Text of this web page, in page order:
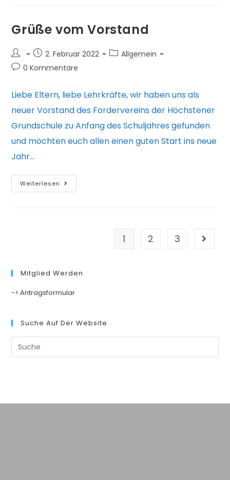
Grüße vom Vorstand
Beitrags-
Autor:
Beitrag
veröffentlicht:
2. Februar 2022
Beitrags-
Allgemein
Beitrags-
0 Kommentare
Liebe Eltern, liebe Lehrkräfte, wir haben uns als
neuer Vorstand des Fordervereins der Höchstener
Grundschule zu Anfang des Schuljahres gefunden
und möchten euch allen einen guten Start ins neue
Jahr…
Weiterlesen
vom
1 2 3 Gehe
Mitglied Werden
-> Antragsformular
Suche Auf Der Website
Suche
nach: